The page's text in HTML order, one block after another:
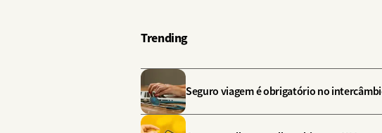
Trending
Seguro viagem é obrigatório no